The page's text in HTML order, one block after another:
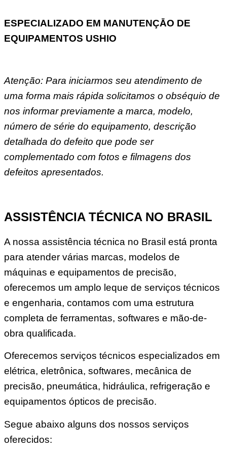
ESPECIALIZADO EM MANUTENÇĀO DE
EQUIPAMENTOS USHIO
Atenção: Para iniciarmos seu atendimento de
uma forma mais rápida solicitamos o obséquio de
nos informar previamente a marca, modelo,
número de série do equipamento, descrição
detalhada do defeito que pode ser
complementado com fotos e filmagens dos
defeitos apresentados.
ASSISTÊNCIA TÉCNICA NO BRASIL
A nossa assistência técnica no Brasil está pronta
para atender várias marcas, modelos de
máquinas e equipamentos de precisão,
oferecemos um amplo leque de serviços técnicos
e engenharia, contamos com uma estrutura
completa de ferramentas, softwares e mão-de-
obra qualificada.
Oferecemos serviços técnicos especializados em
elétrica, eletrônica, softwares, mecânica de
precisão, pneumática, hidráulica, refrigeração e
equipamentos ópticos de precisão.
Segue abaixo alguns dos nossos serviços
oferecidos: